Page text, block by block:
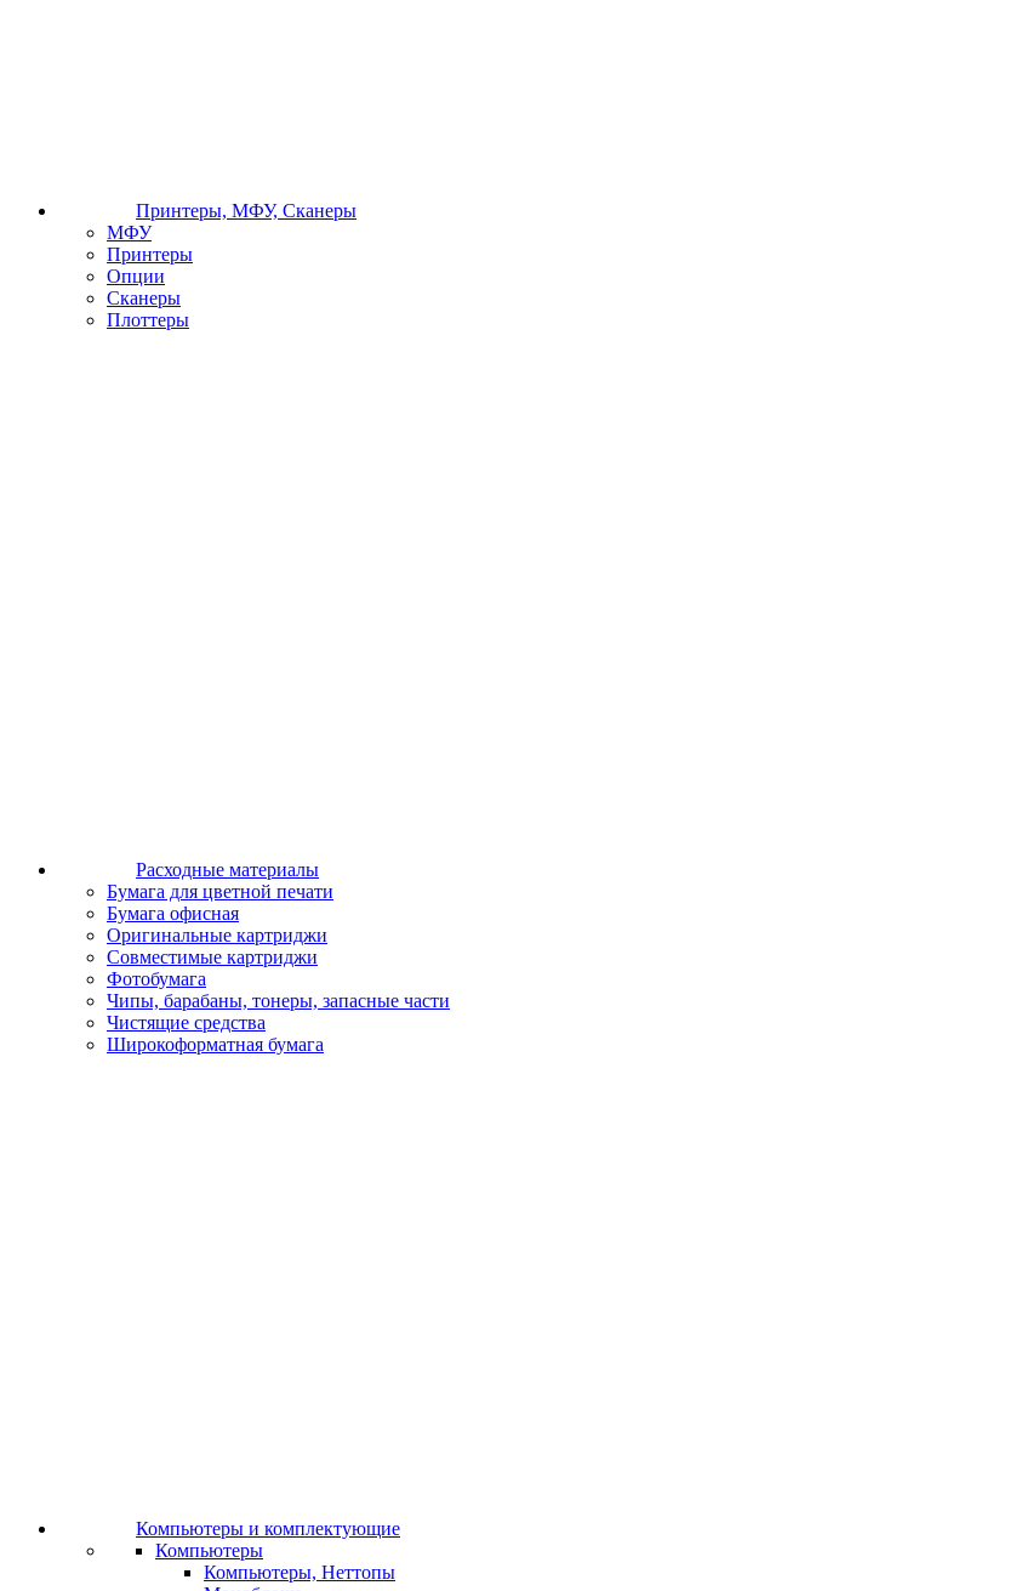
Принтеры, МФУ, Сканеры
МФУ
Принтеры
Опции
Сканеры
Плоттеры
Расходные материалы
Бумага для цветной печати
Бумага офисная
Оригинальные картриджи
Совместимые картриджи
Фотобумага
Чипы, барабаны, тонеры, запасные части
Чистящие средства
Широкоформатная бумага
Компьютеры и комплектующие
Компьютеры
Компьютеры, Неттопы